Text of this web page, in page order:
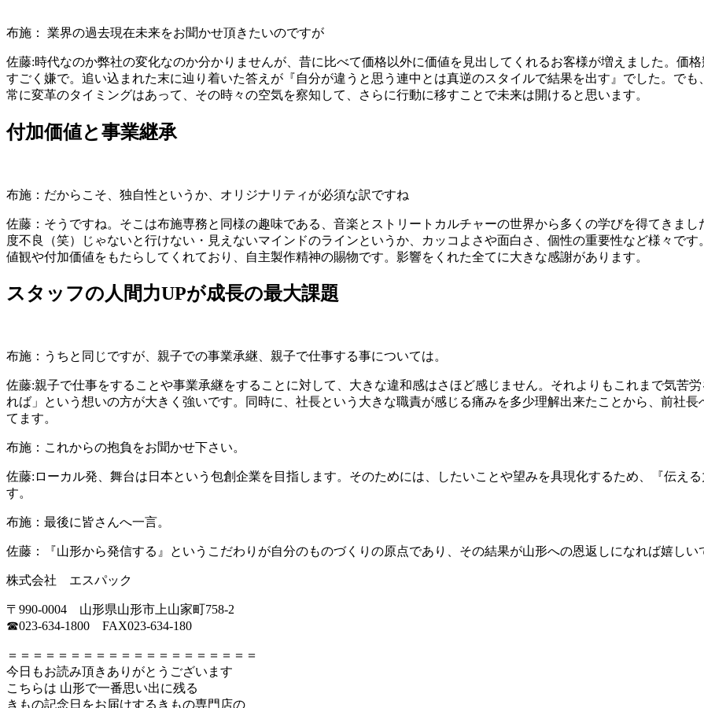
布施： 業界の過去現在未来をお聞かせ頂きたいのですが
佐藤:時代なのか弊社の変化なのか分かりませんが、昔に比べて価格以外に価値を見出してくれるお客様が増えました。価
すごく嫌で。追い込まれた末に辿り着いた答えが『自分が違うと思う連中とは真逆のスタイルで結果を出す』でした。で
常に変革のタイミングはあって、その時々の空気を察知して、さらに行動に移すことで未来は開けると思います。
付加価値と事業継承
布施：だからこそ、独自性というか、オリジナリティが必須な訳ですね
佐藤：そうですね。そこは布施専務と同様の趣味である、音楽とストリートカルチャーの世界から多くの学びを得てきま
度不良（笑）じゃないと行けない・見えないマインドのラインというか、カッコよさや面白さ、個性の重要性など様々で
値観や付加価値をもたらしてくれており、自主製作精神の賜物です。影響をくれた全てに大きな感謝があります。
スタッフの人間力UPが成長の最大課題
布施：うちと同じですが、親子での事業承継、親子で仕事する事については。
佐藤:親子で仕事をすることや事業承継をすることに対して、大きな違和感はさほど感じません。それよりもこれまで気苦
れば」という想いの方が大きく強いです。同時に、社長という大きな職責が感じる痛みを多少理解出来たことから、前社
てます。
布施：これからの抱負をお聞かせ下さい。
佐藤:ローカル発、舞台は日本という包創企業を目指します。そのためには、したいことや望みを具現化するため、『伝え
す。
布施：最後に皆さんへ一言。
佐藤：『山形から発信する』というこだわりが自分のものづくりの原点であり、その結果が山形への恩返しになれば嬉しい
株式会社 エスパック
〒990-0004 山形県山形市上山家町758-2
☎023-634-1800 FAX023-634-180
＝＝＝＝＝＝＝＝＝＝＝＝＝＝＝＝＝＝＝＝
今日もお読み頂きありがとうございます
こちらは 山形で一番思い出に残る
きもの記念日をお届けするきもの専門店の